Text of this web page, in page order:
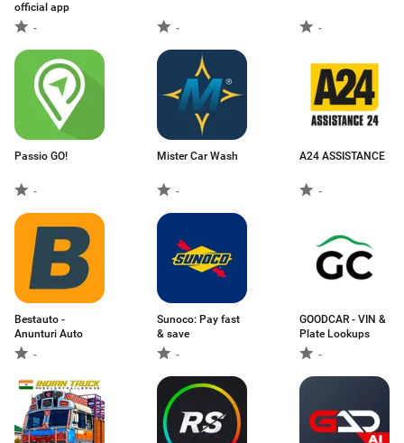
official app
-
- -
Passio GO!
-
Mister Car Wash
-
A24 ASSISTANCE
-
Bestauto -
Anunturi Auto
-
Sunoco: Pay fast
& save
-
GOODCAR - VIN &
Plate Lookups
-